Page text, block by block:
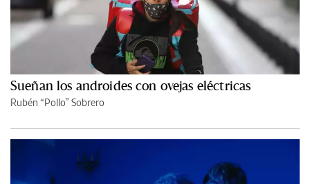
Sueñan los androides con ovejas eléctricas
Rubén “Pollo” Sobrero